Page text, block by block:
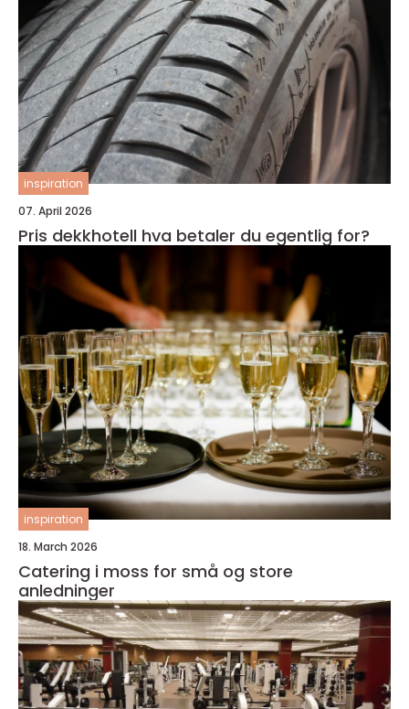
inspiration
07. April 2026
Pris dekkhotell hva betaler du egentlig for?
inspiration
18. March 2026
Catering i moss for små og store
anledninger